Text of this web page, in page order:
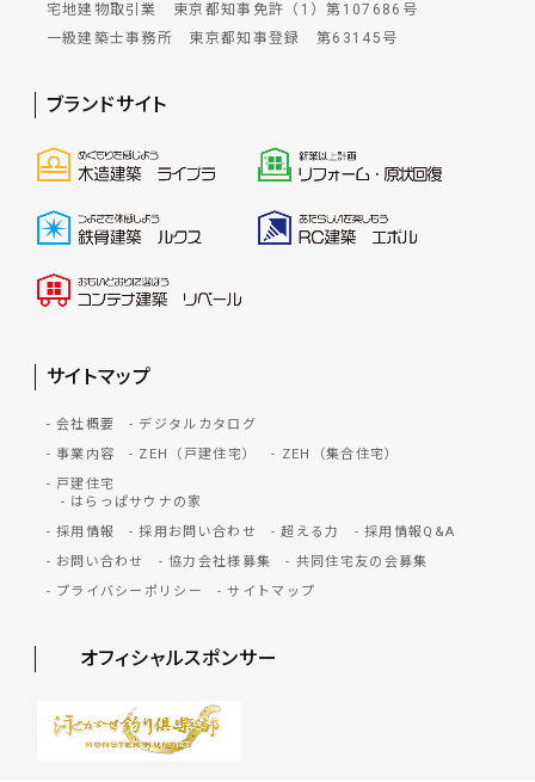
宅地建物取引業 東京都知事免許（1）第107686号
一級建築士事務所 東京都知事登録 第63145号
ブランドサイト
サイトマップ
会社概要
デジタルカタログ
事業内容
ZEH（戸建住宅）
ZEH（集合住宅）
戸建住宅
はらっぱサウナの家
採用情報
採用お問い合わせ 超える力
採用情報Q&A
お問い合わせ
協力会社様募集
共同住宅友の会募集
プライバシーポリシー
サイトマップ
オフィシャルスポンサー